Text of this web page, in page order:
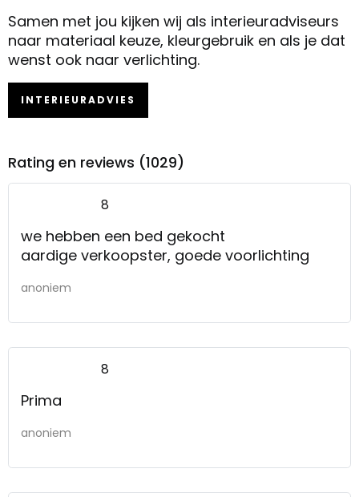
Samen met jou kijken wij als interieuradviseurs
naar materiaal keuze, kleurgebruik en als je dat
wenst ook naar verlichting.
INTERIEURADVIES
Rating en reviews (1029)
8
we hebben een bed gekocht
aardige verkoopster, goede voorlichting
anoniem
8
Prima
anoniem